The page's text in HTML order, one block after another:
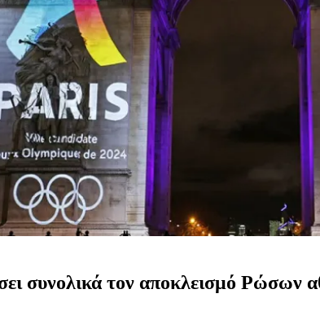
συνολικά τον αποκλεισμό Ρώσων